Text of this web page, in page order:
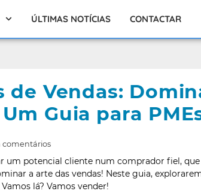
ÚLTIMAS NOTÍCIAS CONTACTAR
de Vendas:
Guia para
comentários
um potencial cliente num comprador fiel,
a arte das vendas! Neste guia,
lá? Vamos vender!